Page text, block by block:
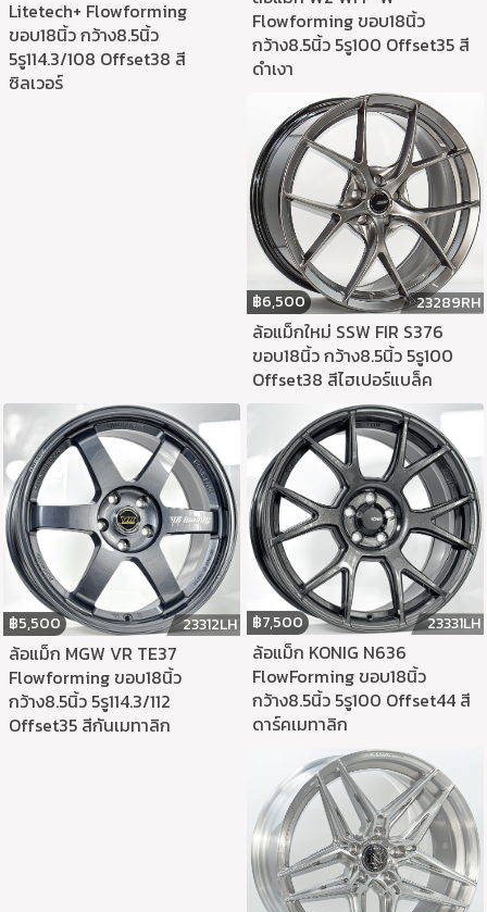
Litetech+ Flowforming
ขอบ18นิ้ว กว้าง8.5นิ้ว
5รู114.3/108 Offset38 สี
ซิลเวอร์
Flowforming ขอบ18นิ้ว
กว้าง8.5นิ้ว 5รู100 Offset35 สี
ดำเงา
฿6,500 23289RH
ล้อแม็กใหม่ SSW FIR S376
ขอบ18นิ้ว กว้าง8.5นิ้ว 5รู100
Offset38 สีไฮเปอร์แบล็ค
฿5,500 23312LH
ล้อแม็ก MGW VR TE37
Flowforming ขอบ18นิ้ว
กว้าง8.5นิ้ว 5รู114.3/112
Offset35 สีกันเมทาลิก
฿7,500 23331LH
ล้อแม็ก KONIG N636
FlowForming ขอบ18นิ้ว
กว้าง8.5นิ้ว 5รู100 Offset44 สี
ดาร์คเมทาลิก